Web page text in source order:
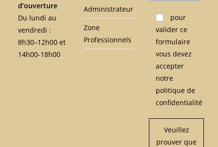
d’ouverture
Du lundi au
vendredi :
8h30–12h00 et
14h00-18h00
Administrateur
Zone
Professionnels
Veuillez laisser ce
pour
valider ce
formulaire
vous devez
accepter
notre
politique de
confidentialité
Veuillez
prouver que